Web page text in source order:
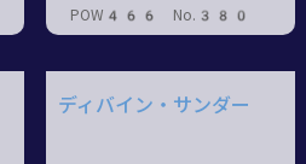
POW466 No.380
ディバイン・サンダー